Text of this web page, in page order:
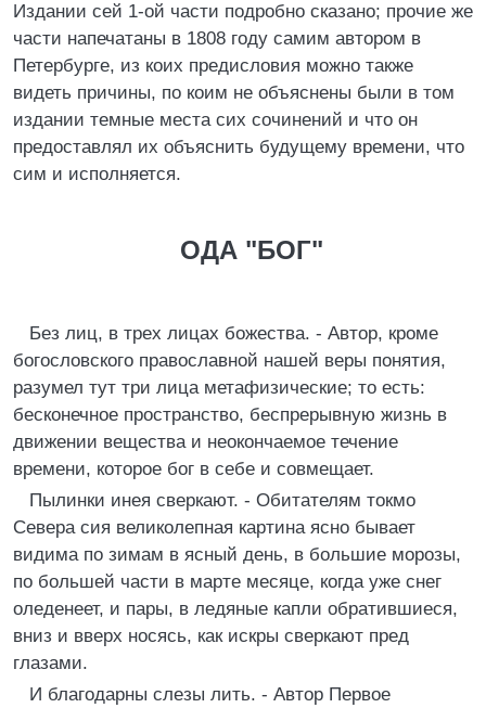
Издании сей 1-ой части подробно сказано; прочие же
части напечатаны в 1808 году самим автором в
Петербурге, из коих предисловия можно также
видеть причины, по коим не объяснены были в том
издании темные места сих сочинений и что он
предоставлял их объяснить будущему времени, что
сим и исполняется.
ОДА "БОГ"
Без лиц, в трех лицах божества. - Автор, кроме
богословского православной нашей веры понятия,
разумел тут три лица метафизические; то есть:
бесконечное пространство, беспрерывную жизнь в
движении вещества и неокончаемое течение
времени, которое бог в себе и совмещает.
Пылинки инея сверкают. - Обитателям токмо
Севера сия великолепная картина ясно бывает
видима по зимам в ясный день, в большие морозы,
по большей части в марте месяце, когда уже снег
оледенеет, и пары, в ледяные капли обратившиеся,
вниз и вверх носясь, как искры сверкают пред
глазами.
И благодарны слезы лить. - Автор Первое